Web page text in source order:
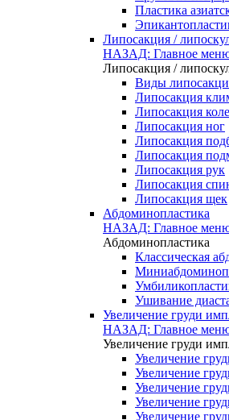
Пластика
Липосакция /
НАЗАД: Главное
Липосакция /
Виды
Липосакция
Липосакция
Липосакция ног
Липосакция
Липосакция
Липосакция рук
Липосакция
Липосакция щек
Абдоминопластика
НАЗАД: Главное
Абдоминопластика
Классическая
Ушивание
Увеличение груди
НАЗАД: Главное
Увеличение груди
Увеличение
Увеличение
Увеличение
Увеличение
Увеличение